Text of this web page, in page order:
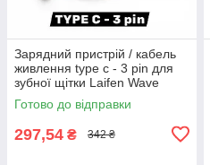
Зарядний пристрій / кабель
живлення type c - 3 pin для
зубної щітки Laifen Wave
LFTB01-A Aluminium
Готово до відправки
297,54 ₴ 342 ₴